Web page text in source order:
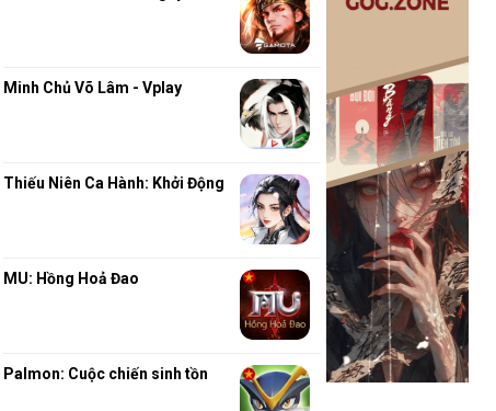
Minh Chủ Võ Lâm - Vplay
Thiếu Niên Ca Hành: Khởi Động
MU: Hồng Hoả Đao
Palmon: Cuộc chiến sinh tồn